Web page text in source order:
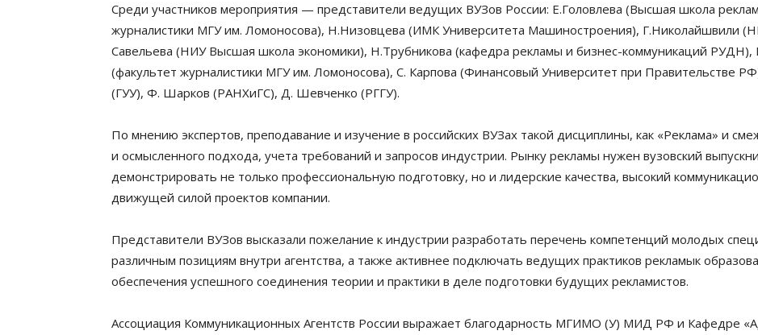
Среди участников мероприятия — представители ведущих ВУЗов России: Е.Головлева (Высшая школа
журналистики МГУ им. Ломоносова), Н.Низовцева (ИМК Университета Машиностроения), Г.Николайшвили
Савельева (НИУ Высшая школа экономики), Н.Трубникова (кафедра рекламы и бизнес-коммуникаций РУДН),
(факультет журналистики МГУ им. Ломоносова), С. Карпова (Финансовый Университет при Правительстве
(ГУУ), Ф. Шарков (РАНХиГС), Д. Шевченко (РГГУ).
По мнению экспертов, преподавание и изучение в российских ВУЗах такой дисциплины, как «Реклама» и
и осмысленного подхода, учета требований и запросов индустрии. Рынку рекламы нужен вузовский
демонстрировать не только профессиональную подготовку, но и лидерские качества, высокий
движущей силой проектов компании.
Представители ВУЗов высказали пожелание к индустрии разработать перечень компетенций молодых
различным позициям внутри агентства, а также активнее подключать ведущих практиков рекламык
обеспечения успешного соединения теории и практики в деле подготовки будущих рекламистов.
Ассоциация Коммуникационных Агентств России выражает благодарность МГИМО (У) МИД РФ и Кафедре